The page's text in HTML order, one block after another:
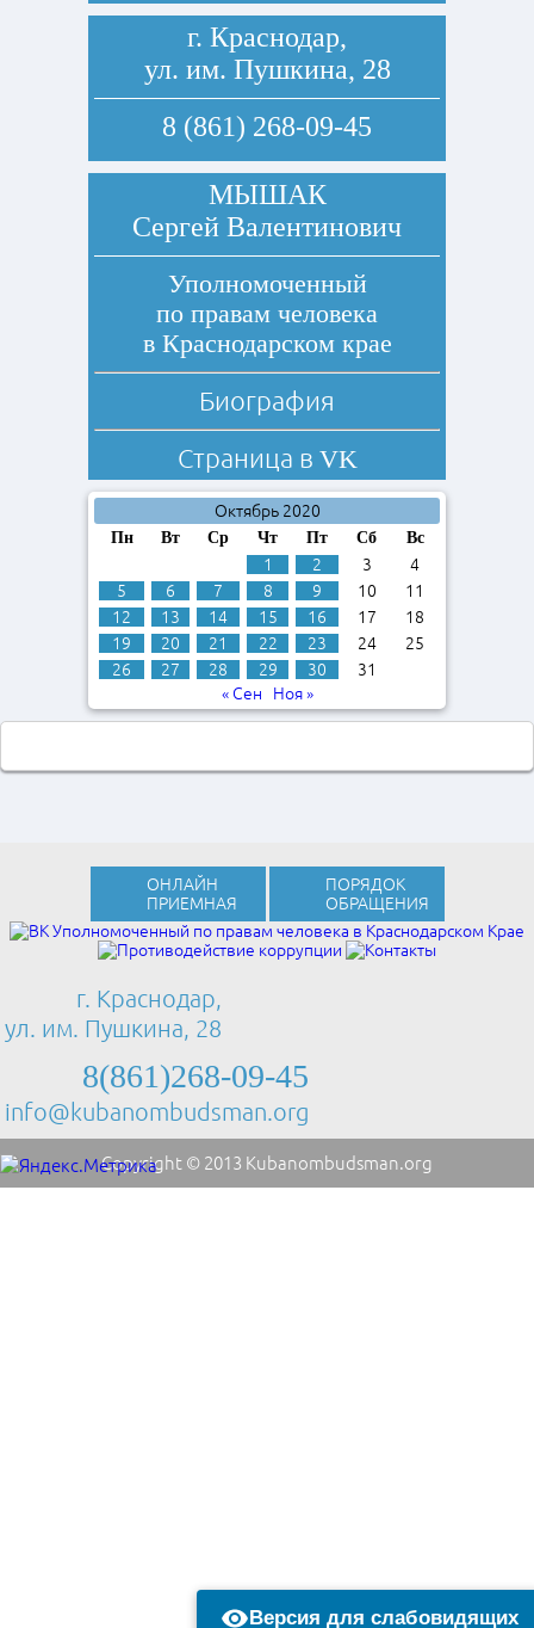
г. Краснодар,
ул. им. Пушкина, 28
8 (861) 268-09-45
МЫШАК
Сергей Валентинович
Уполномоченный
по правам человека
в Краснодарском крае
Биография
Страница в VK
Октябрь 2020
Пн Вт Ср Чт Пт Сб Вс
1 2 3
4
5
6 7 8 9 10
11
12
13 14 15 16 17
18
19
20 21 22 23 24
25
26
27 28 29 30
31
« Сен
Ноя »
ОНЛАЙН
ПРИЕМНАЯ
ПОРЯДОК
ОБРАЩЕНИЯ
г. Краснодар,
ул. им. Пушкина, 28
8(861)268-09-45
info@kubanombudsman.org
Copyright © 2013 Kubanombudsman.org
Версия для слабовидящих